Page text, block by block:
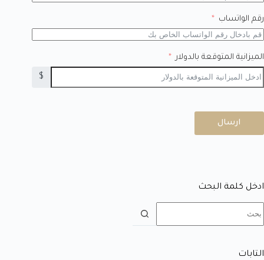
رقم الواتساب
الميزانية المتوقعة بالدولار
$
ارسال
ادخل كلمة البحث
التابات